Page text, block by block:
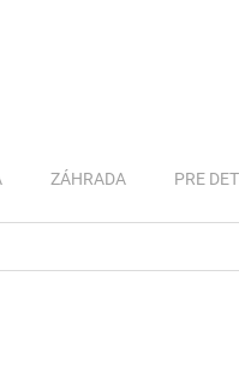
ZÁHRADA PRE